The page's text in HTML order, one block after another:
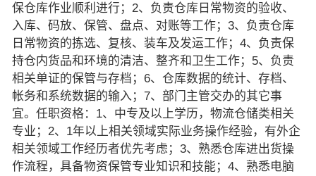
保仓库作业顺利进行；2、负责仓库日常物资的验收、
入库、码放、保管、盘点、对账等工作；3、负责仓库
日常物资的拣选、复核、装车及发运工作；4、负责保
持仓内货品和环境的清洁、整齐和卫生工作；5、负责
相关单证的保管与存档；6、仓库数据的统计、存档、
帐务和系统数据的输入；7、部门主管交办的其它事
宜。任职资格：1、中专及以上学历，物流仓储类相关
专业；2、1年以上相关领域实际业务操作经验，有外企
相关领域工作经历者优先考虑；3、熟悉仓库进出货操
作流程，具备物资保管专业知识和技能；4、熟悉电脑